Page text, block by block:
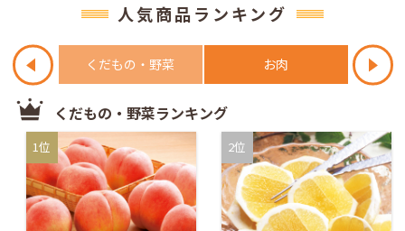
人気商品ランキング
ル くだもの・野菜 お肉 海鮮
くだもの・野菜ランキング